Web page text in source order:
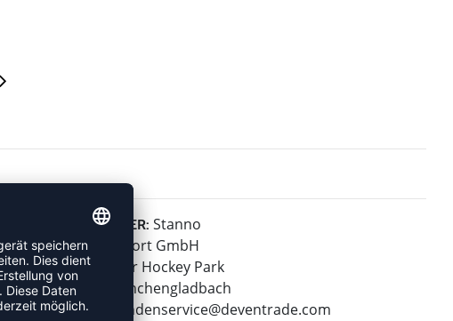
HERSTELLER: Stanno
Stanno Sport GmbH
Warsteiner Hockey Park
41179 Mönchengladbach
E-Mail:
kundenservice@deventrade.com